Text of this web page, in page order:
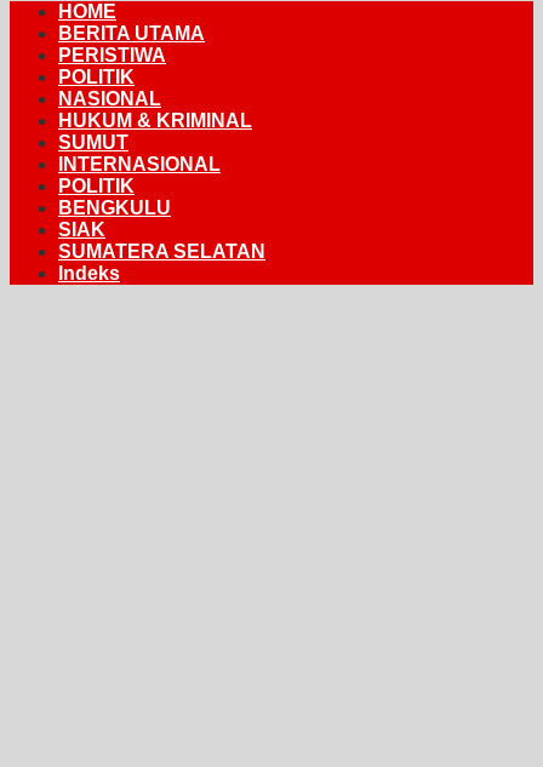
HOME
BERITA UTAMA
PERISTIWA
POLITIK
NASIONAL
HUKUM & KRIMINAL
SUMUT
INTERNASIONAL
POLITIK
BENGKULU
SIAK
SUMATERA SELATAN
Indeks